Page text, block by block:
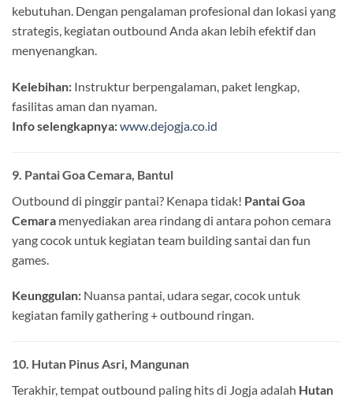
kebutuhan. Dengan pengalaman profesional dan lokasi yang
strategis, kegiatan outbound Anda akan lebih efektif dan
menyenangkan.
Kelebihan: Instruktur berpengalaman, paket lengkap,
fasilitas aman dan nyaman.
Info selengkapnya:www.dejogja.co.id
9. Pantai Goa Cemara, Bantul
Outbound di pinggir pantai? Kenapa tidak! Pantai Goa
Cemara menyediakan area rindang di antara pohon cemara
yang cocok untuk kegiatan team building santai dan fun
games.
Keunggulan: Nuansa pantai, udara segar, cocok untuk
kegiatan family gathering + outbound ringan.
10. Hutan Pinus Asri, Mangunan
Terakhir, tempat outbound paling hits di Jogja adalah Hutan